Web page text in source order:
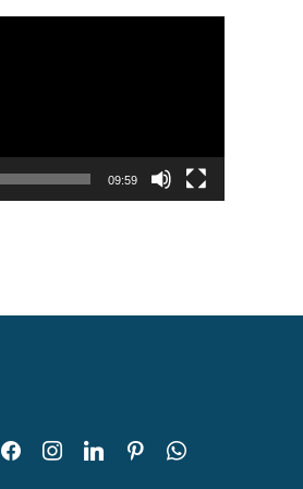
09:59
facebookinstagramlinkedinpinterestwhatsapp